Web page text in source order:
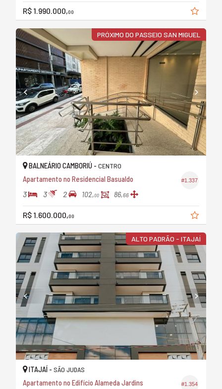
R$ 1.990.000,00
PRÓXIMO DO PASSEIO SAN MIGUEL
#1.337
BALNEÁRIO CAMBORIÚ - CENTRO
Apartamento no Residencial Basualdo
3 3 2 102,00 86,66
R$ 1.600.000,00
ALTO PADRÃO - ITAJAÍ
#1.354
ITAJAÍ - SÃO JUDAS
Apartamento no Edifício Alameda Jardins